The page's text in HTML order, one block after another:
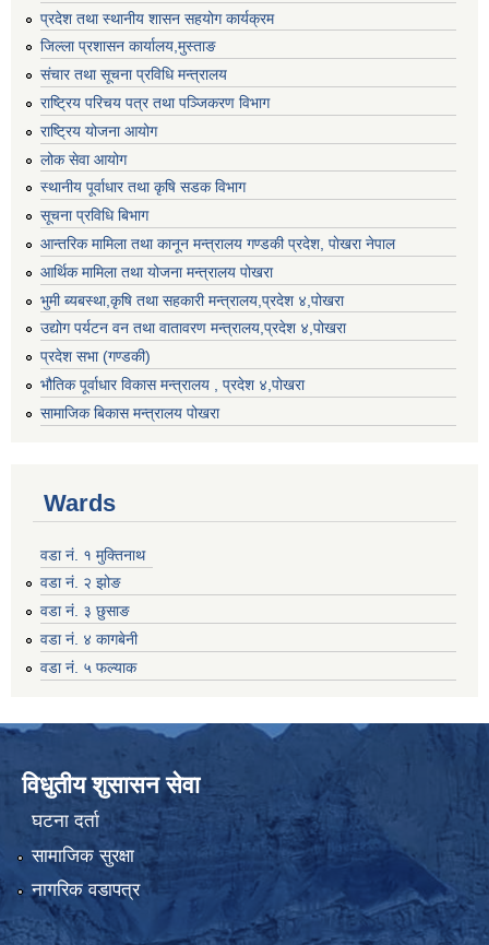
प्रदेश तथा स्थानीय शासन सहयोग कार्यक्रम
जिल्ला प्रशासन कार्यालय,मुस्ताङ
संचार तथा सूचना प्रविधि मन्त्रालय
राष्ट्रिय परिचय पत्र तथा पञ्जिकरण विभाग
राष्ट्रिय योजना आयोग
लोक सेवा आयोग
स्थानीय पूर्वाधार तथा कृषि सडक विभाग
सूचना प्रविधि बिभाग
आन्तरिक मामिला तथा कानून मन्त्रालय गण्डकी प्रदेश, पाेखरा नेपाल
आर्थिक मामिला तथा योजना मन्त्रालय पोखरा
भुमी ब्यबस्था,कृषि तथा सहकारी मन्त्रालय,प्रदेश ४,पोखरा
उद्योग पर्यटन वन तथा वातावरण मन्त्रालय,प्रदेश ४,पोखरा
प्रदेश सभा (गण्डकी)
भौतिक पूर्वाधार विकास मन्त्रालय , प्रदेश ४,पोखरा
सामाजिक बिकास मन्त्रालय पोखरा
Wards
वडा नं. १ मुक्तिनाथ
वडा नं. २ झोङ
वडा नं. ३ छुसाङ
वडा नं. ४ कागबेनी
वडा नं. ५ फल्याक
विधुतीय शुसासन सेवा
घटना दर्ता
सामाजिक सुरक्षा
नागरिक वडापत्र